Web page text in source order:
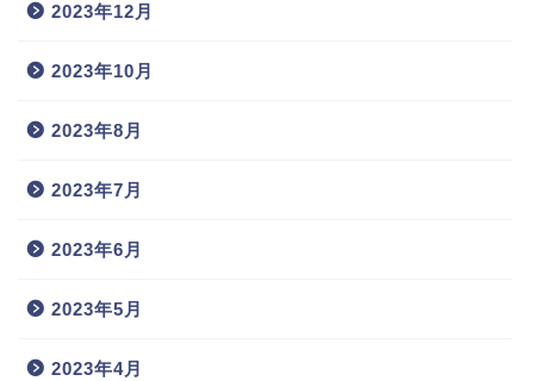
2023年12月
2023年10月
2023年8月
2023年7月
2023年6月
2023年5月
2023年4月